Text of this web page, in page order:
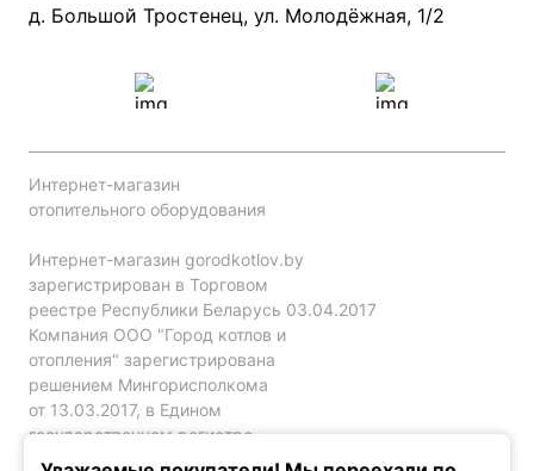
Проект систем отопления
д. Большой Тростенец, ул. Молодёжная, 1/2
Интернет-магазин
отопительного оборудования
Интернет-магазин gorodkotlov.by
зарегистрирован в Торговом
реестре Республики Беларусь 03.04.2017
Компания ООО "Город котлов и
отопления" зарегистрирована
решением Мингорисполкома
от 13.03.2017, в Едином
государственном регистре
юр. лиц и индивидуальных